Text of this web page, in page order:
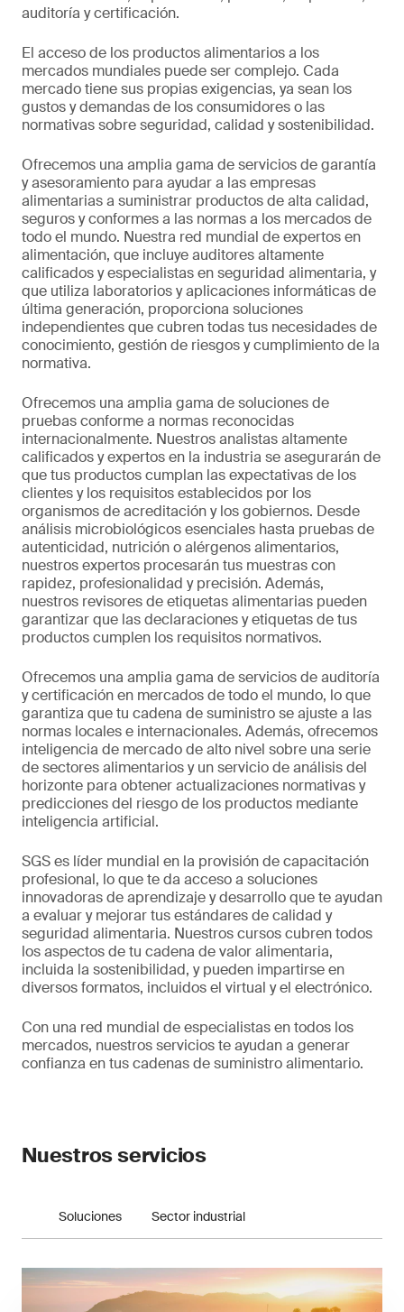
auditoría y certificación.
El acceso de los productos alimentarios a los
mercados mundiales puede ser complejo. Cada
mercado tiene sus propias exigencias, ya sean los
gustos y demandas de los consumidores o las
normativas sobre seguridad, calidad y sostenibilidad.
Ofrecemos una amplia gama de servicios de garantía
y asesoramiento para ayudar a las empresas
alimentarias a suministrar productos de alta calidad,
seguros y conformes a las normas a los mercados de
todo el mundo. Nuestra red mundial de expertos en
alimentación, que incluye auditores altamente
calificados y especialistas en seguridad alimentaria, y
que utiliza laboratorios y aplicaciones informáticas de
última generación, proporciona soluciones
independientes que cubren todas tus necesidades de
conocimiento, gestión de riesgos y cumplimiento de la
normativa.
Ofrecemos una amplia gama de soluciones de
pruebas conforme a normas reconocidas
internacionalmente. Nuestros analistas altamente
calificados y expertos en la industria se asegurarán de
que tus productos cumplan las expectativas de los
clientes y los requisitos establecidos por los
organismos de acreditación y los gobiernos. Desde
análisis microbiológicos esenciales hasta pruebas de
autenticidad, nutrición o alérgenos alimentarios,
nuestros expertos procesarán tus muestras con
rapidez, profesionalidad y precisión. Además,
nuestros revisores de etiquetas alimentarias pueden
garantizar que las declaraciones y etiquetas de tus
productos cumplen los requisitos normativos.
Ofrecemos una amplia gama de servicios de auditoría
y certificación en mercados de todo el mundo, lo que
garantiza que tu cadena de suministro se ajuste a las
normas locales e internacionales. Además, ofrecemos
inteligencia de mercado de alto nivel sobre una serie
de sectores alimentarios y un servicio de análisis del
horizonte para obtener actualizaciones normativas y
predicciones del riesgo de los productos mediante
inteligencia artificial.
SGS es líder mundial en la provisión de capacitación
profesional, lo que te da acceso a soluciones
innovadoras de aprendizaje y desarrollo que te ayudan
a evaluar y mejorar tus estándares de calidad y
seguridad alimentaria. Nuestros cursos cubren todos
los aspectos de tu cadena de valor alimentaria,
incluida la sostenibilidad, y pueden impartirse en
diversos formatos, incluidos el virtual y el electrónico.
Con una red mundial de especialistas en todos los
mercados, nuestros servicios te ayudan a generar
confianza en tus cadenas de suministro alimentario.
Nuestros servicios
Soluciones Sector industrial